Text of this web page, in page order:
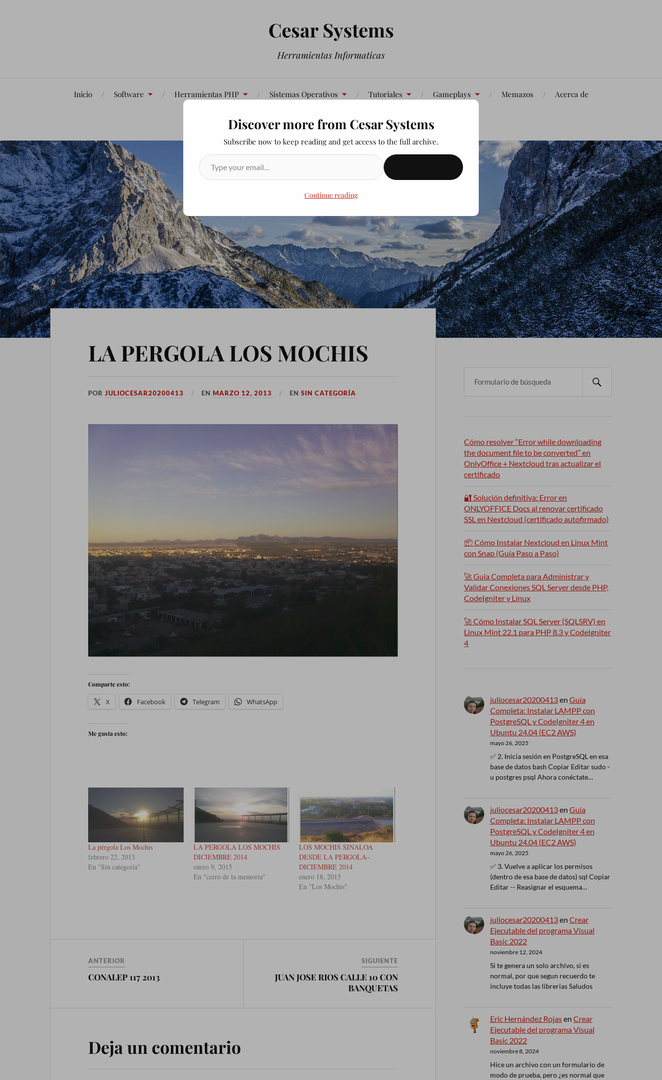
Cesar Systems
Herramientas Informaticas
Inicio Software Herramientas PHP Sistemas Operativos Tutoriales Gameplays Memazos Acerca de
Contáctenos
LA PERGOLA LOS MOCHIS
PORJULIOCESAR20200413 ENMARZO 12, 2013 ENSIN CATEGORÍA
Comparte esto:
X Facebook Telegram WhatsApp
Me gusta esto:
La pérgola Los Mochis
febrero 22, 2013
En "Sin categoría"
LA PERGOLA LOS MOCHIS
DICIEMBRE 2014
enero 9, 2015
En "cerro de la memoria"
LOS MOCHIS SINALOA
DESDE LA PERGOLA–
DICIEMBRE 2014
enero 18, 2015
En "Los Mochis"
ANTERIOR
CONALEP 117 2013
SIGUIENTE
JUAN JOSE RIOS CALLE 10 CON
BANQUETAS
Deja un comentario
Cómo resolver “Error while downloading
the document file to be converted” en
OnlyOffice + Nextcloud tras actualizar el
certificado
🔐 Solución definitiva: Error en
ONLYOFFICE Docs al renovar certificado
SSL en Nextcloud (certificado autofirmado)
📦 Cómo Instalar Nextcloud en Linux Mint
con Snap (Guía Paso a Paso)
🚀 Guía Completa para Administrar y
Validar Conexiones SQL Server desde PHP,
CodeIgniter y Linux
🚀 Cómo Instalar SQL Server (SQLSRV) en
Linux Mint 22.1 para PHP 8.3 y CodeIgniter
4
juliocesar20200413en Guía
Completa: Instalar LAMPP con
PostgreSQL y CodeIgniter 4 en
Ubuntu 24.04 (EC2 AWS)
mayo 26, 2025
✅ 2. Inicia sesión en PostgreSQL en esa
base de datos bash Copiar Editar sudo -
u postgres psql Ahora conéctate…
juliocesar20200413en Guía
Completa: Instalar LAMPP con
PostgreSQL y CodeIgniter 4 en
Ubuntu 24.04 (EC2 AWS)
mayo 26, 2025
✅ 3. Vuelve a aplicar los permisos
(dentro de esa base de datos) sql Copiar
Editar -- Reasignar el esquema…
juliocesar20200413en Crear
Ejecutable del programa Visual
Basic 2022
noviembre 12, 2024
Si te genera un solo archivo, si es
normal, por que segun recuerdo te
incluye todas las librerias Saludos
Eric Hernández Rojasen Crear
Ejecutable del programa Visual
Basic 2022
noviembre 8, 2024
Hice un archivo con un formulario de
modo de prueba, pero ¿es normal que
Discover more from Cesar Systems
Subscribe now to keep reading and get access to the full archive.
Continue reading